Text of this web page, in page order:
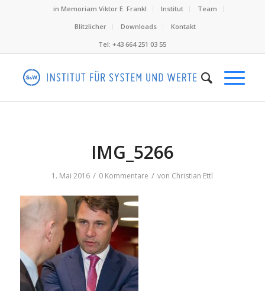
in Memoriam Viktor E. Frankl Institut
Team
Blitzlicher
Downloads
Kontakt
Tel: +43 664 251 03 55
IMG_5266
1. Mai 2016 / 0 Kommentare / von Christian Ettl